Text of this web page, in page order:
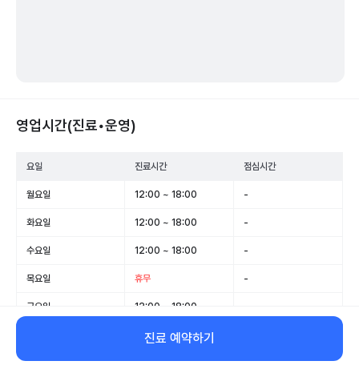
영업시간(진료•운영)
요일 진료시간 점심시간
월요일 12:00 ~ 18:00 -
화요일 12:00 ~ 18:00 -
수요일 12:00 ~ 18:00 -
목요일 휴무 -
금요일 12:00 ~ 18:00
휴무
일요일 휴무 -
진료 예약하기